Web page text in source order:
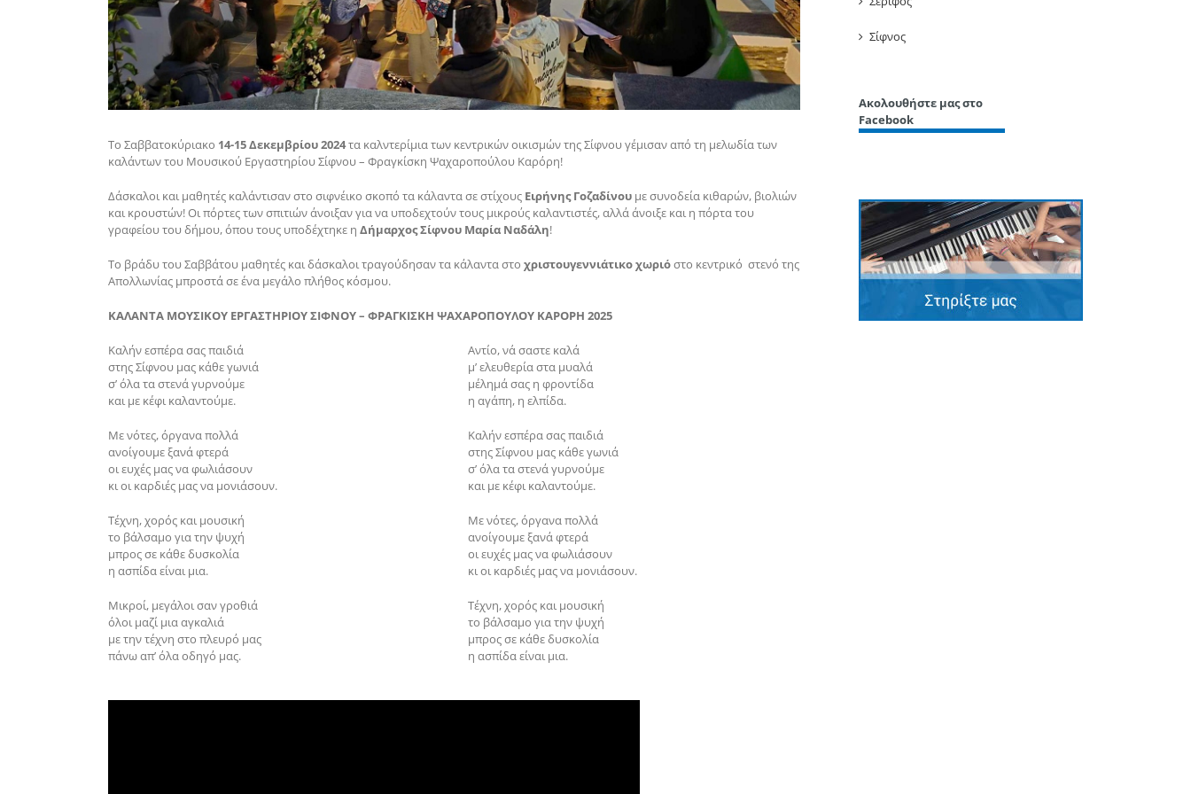
Το Σαββατοκύριακο 14-15 Δεκεμβρίου 2024τα καλντερίμια των κεντρικών οικισμών της Σίφνου γέμισαν από τη μελωδία των
καλάντων του Μουσικού Εργαστηρίου Σίφνου – Φραγκίσκη Ψαχαροπούλου Καρόρη!
Δάσκαλοι και μαθητές καλάντισαν στο σιφνέικο σκοπό τα κάλαντα σε στίχους Ειρήνης Γοζαδίνου με συνοδεία κιθαρών, βιολιών
και κρουστών! Οι πόρτες των σπιτιών άνοιξαν για να υποδεχτούν τους μικρούς καλαντιστές, αλλά άνοιξε και η πόρτα του
γραφείου του δήμου, όπου τους υποδέχτηκε η Δήμαρχος Σίφνου Μαρία Ναδάλη!
Το βράδυ του Σαββάτου μαθητές και δάσκαλοι τραγούδησαν τα κάλαντα στο χριστουγεννιάτικο χωριόστο κεντρικό στενό της
Απολλωνίας μπροστά σε ένα μεγάλο πλήθος κόσμου.
ΚΑΛΑΝΤΑ ΜΟΥΣΙΚΟΥ ΕΡΓΑΣΤΗΡΙΟΥ ΣΙΦΝΟΥ – ΦΡΑΓΚΙΣΚΗ ΨΑΧΑΡΟΠΟΥΛΟΥ ΚΑΡΟΡΗ 2025
Καλήν εσπέρα σας παιδιά
στης Σίφνου μας κάθε γωνιά
σ’ όλα τα στενά γυρνούμε
και με κέφι καλαντούμε.
Με νότες, όργανα πολλά
ανοίγουμε ξανά φτερά
οι ευχές μας να φωλιάσουν
κι οι καρδιές μας να μονιάσουν.
Τέχνη, χορός και μουσική
το βάλσαμο για την ψυχή
μπρος σε κάθε δυσκολία
η ασπίδα είναι μια.
Μικροί, μεγάλοι σαν γροθιά
όλοι μαζί μια αγκαλιά
με την τέχνη στο πλευρό μας
πάνω απ’ όλα οδηγό μας.
Αντίο, να΄ σαστε καλά
μ’ ελευθερία στα μυαλά
μέλημά σας η φροντίδα
η αγάπη, η ελπίδα.
Καλήν εσπέρα σας παιδιά
στης Σίφνου μας κάθε γωνιά
σ’ όλα τα στενά γυρνούμε
και με κέφι καλαντούμε.
Με νότες, όργανα πολλά
ανοίγουμε ξανά φτερά
οι ευχές μας να φωλιάσουν
κι οι καρδιές μας να μονιάσουν.
Τέχνη, χορός και μουσική
το βάλσαμο για την ψυχή
μπρος σε κάθε δυσκολία
η ασπίδα είναι μια.
Σίφνος
Ακολουθήστε μας στο
Facebook